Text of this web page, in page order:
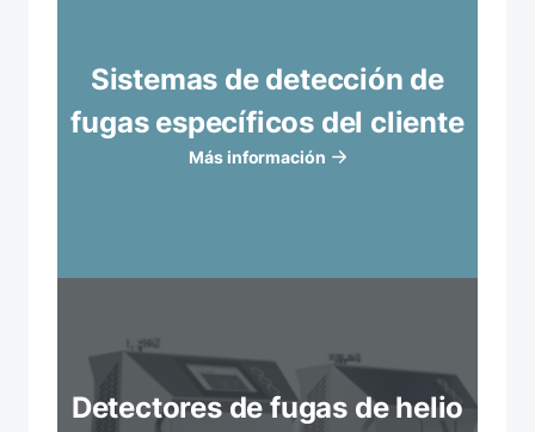
Sistemas de detección de
fugas específicos del cliente
Más información
Detectores de fugas de helio